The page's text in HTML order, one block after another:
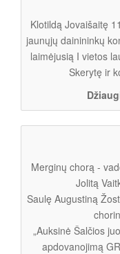
Klotildą Jovaišaitę
jaunųjų dainininkų
laimėjusią I vietos
Skerytę ir
Merginų chorą -
Jolitą
Saulę Augustiną
„Auksinė Šalčios
apdovanojimą